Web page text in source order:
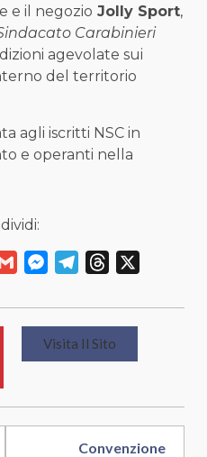
e il negozio Jolly Sport,
Carabinieri
agevolate sui
del territorio
agli iscritti NSC in
e operanti nella
Gmail MessengerTelegramThreads
Visita Il Sito
Convenzione